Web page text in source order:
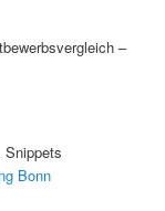
–
Bonn